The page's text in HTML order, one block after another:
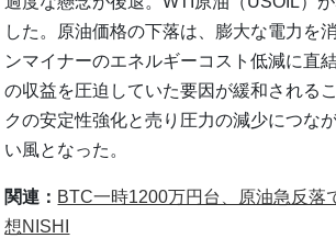
した。原油価格の下落は、膨大な電力を
ンマイナーのエネルギーコスト低減に直
の収益を圧迫していた要因が緩和される
クの安定性強化と売り圧力の減少につな
い風となった。
関連： BTC一時1200万円台、原油急反落
想NISHI